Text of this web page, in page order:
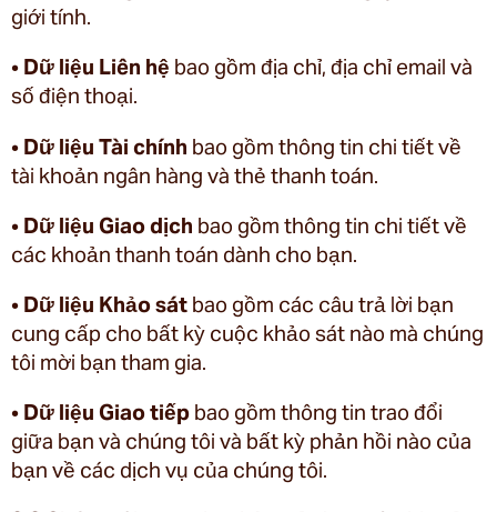
giới tính.
• Dữ liệu Liên hệ bao gồm địa chỉ, địa chỉ email và
số điện thoại.
• Dữ liệu Tài chính bao gồm thông tin chi tiết về
tài khoản ngân hàng và thẻ thanh toán.
• Dữ liệu Giao dịch bao gồm thông tin chi tiết về
các khoản thanh toán dành cho bạn.
• Dữ liệu Khảo sát bao gồm các câu trả lời bạn
cung cấp cho bất kỳ cuộc khảo sát nào mà chúng
tôi mời bạn tham gia.
• Dữ liệu Giao tiếp bao gồm thông tin trao đổi
giữa bạn và chúng tôi và bất kỳ phản hồi nào của
bạn về các dịch vụ của chúng tôi.